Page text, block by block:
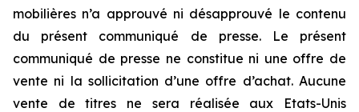
mobilières n’a approuvé ni désapprouvé le contenu
du présent communiqué de presse. Le présent
communiqué de presse ne constitue ni une offre de
vente ni la sollicitation d’une offre d’achat. Aucune
vente de titres ne sera réalisée aux Etats-Unis